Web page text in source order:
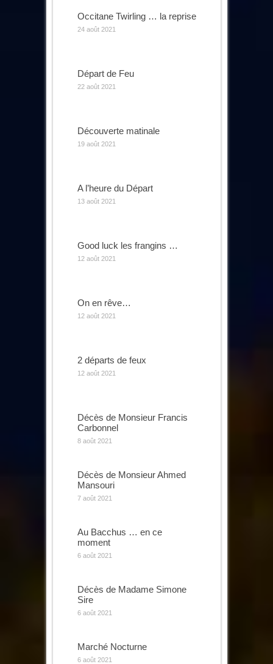
Occitane Twirling … la reprise
24 août 2021
Départ de Feu
22 août 2021
Découverte matinale
19 août 2021
A l’heure du Départ
13 août 2021
Good luck les frangins …
12 août 2021
On en rêve…
12 août 2021
2 départs de feux
12 août 2021
Décès de Monsieur Francis
Carbonnel
8 août 2021
Décès de Monsieur Ahmed
Mansouri
7 août 2021
Au Bacchus … en ce
moment
6 août 2021
Décès de Madame Simone
Sire
6 août 2021
Marché Nocturne
6 août 2021